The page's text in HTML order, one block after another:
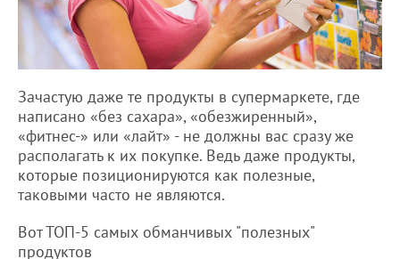
Зачастую даже те продукты в супермаркете, где
написано «без сахара», «обезжиренный»,
«фитнес-» или «лайт» - не должны вас сразу же
располагать к их покупке. Ведь даже продукты,
которые позиционируются как полезные,
таковыми часто не являются.
Вот ТОП-5 самых обманчивых "полезных"
продуктов